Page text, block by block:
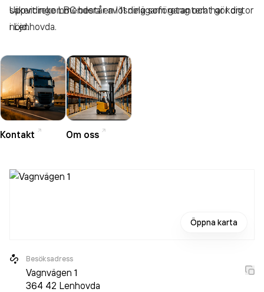
säkert rekommendera en lösning som garanterat gör dig
nöjd.
Uppvidinge LBC består av 11 delägarföretag och har kontor
i Lenhovda.
Kontakt Om oss
Öppna karta
Besöksadress
Vagnvägen 1
364 42 Lenhovda